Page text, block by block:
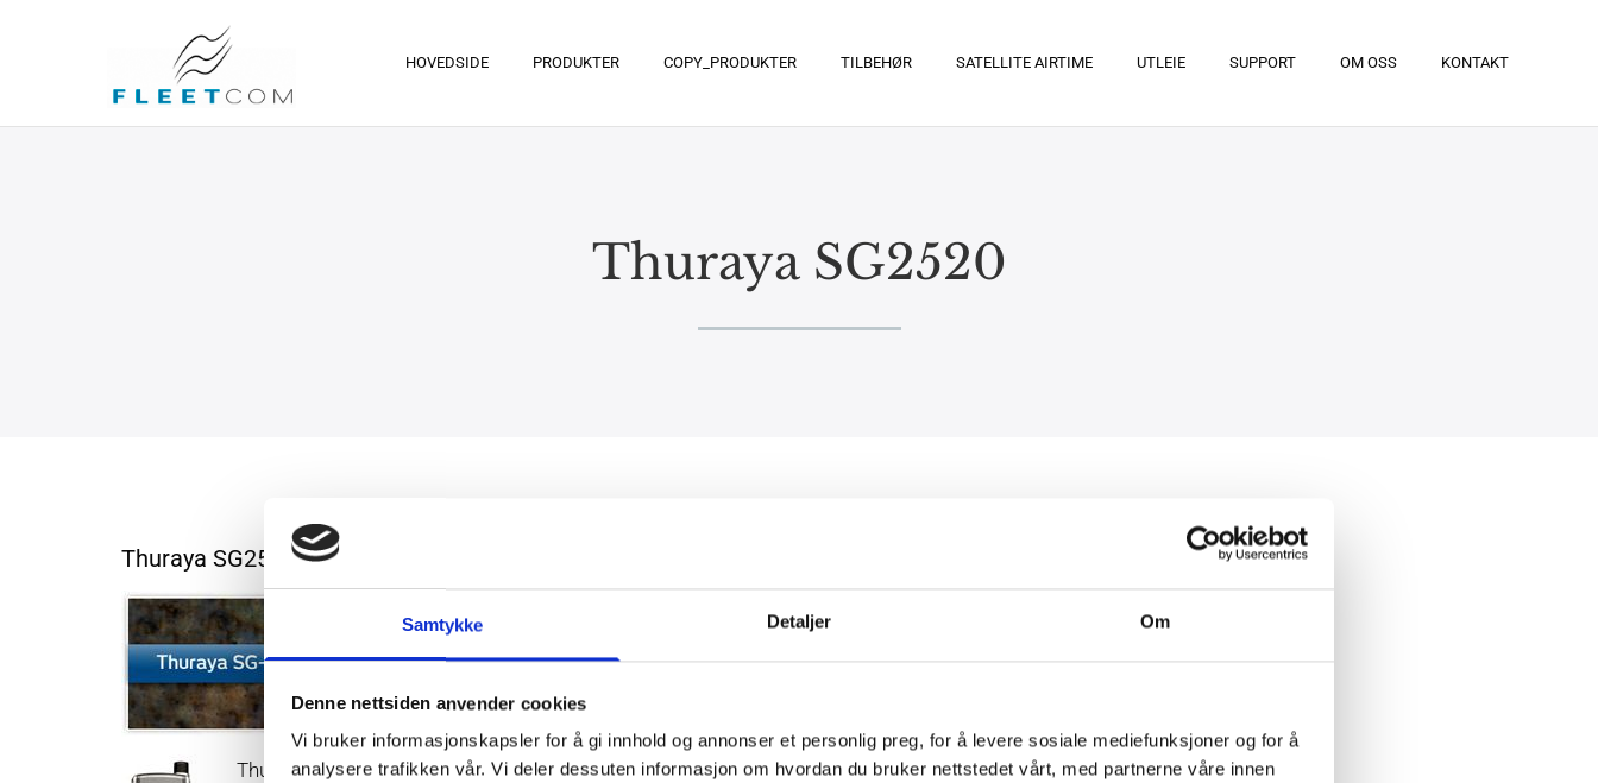
Samtykke Detaljer Om
Denne nettsiden anvender cookies
Vi bruker informasjonskapsler for å gi innhold og annonser et personlig preg, for å levere sosiale mediefunksjoner og for å
analysere trafikken vår. Vi deler dessuten informasjon om hvordan du bruker nettstedet vårt, med partnerne våre innen
HOVEDSIDE PRODUKTER COPY_PRODUKTER TILBEHØR SATELLITE AIRTIME UTLEIE SUPPORT OM OSS KONTAKT
Thuraya SG2520
Thuraya SG2520
Thuraya SG-2520 is a smart 3-in-1 integrated handset with